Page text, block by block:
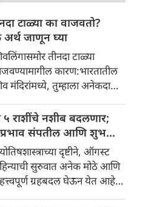
टाळ्या का वाजवतो?
अर्थ जाणून घ्या
तीनदा टाळ्या
कारण:भारतातील
मंदिरांमध्ये, तुम्हाला अनेकदा
दिसतील. ही एक सामान्य
आहे, पण तुम्ही कधी विचार
केला आहे का की यामागे काय रहस्य
आणि प्रत्येक टाळीचा अर्थ काय
हा केवळ एक विधी नाही, तर
खोलवर रुजलेल्या पौराणिक
आध्यात्मिक अर्थ आणि काही
राशींचे नशीब बदलणार;
प्रभाव संपतील आणि शुभ
दृष्टीने, ऑगस्ट
सुरुवात अनेक मोठे आणि
ग्रहबदल घेऊन येत आहे.